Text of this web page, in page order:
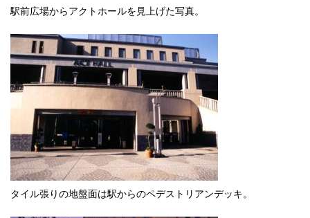
駅前広場からアクトホールを見上げた写真。
タイル張りの地盤面は駅からのペデストリアンデッキ。